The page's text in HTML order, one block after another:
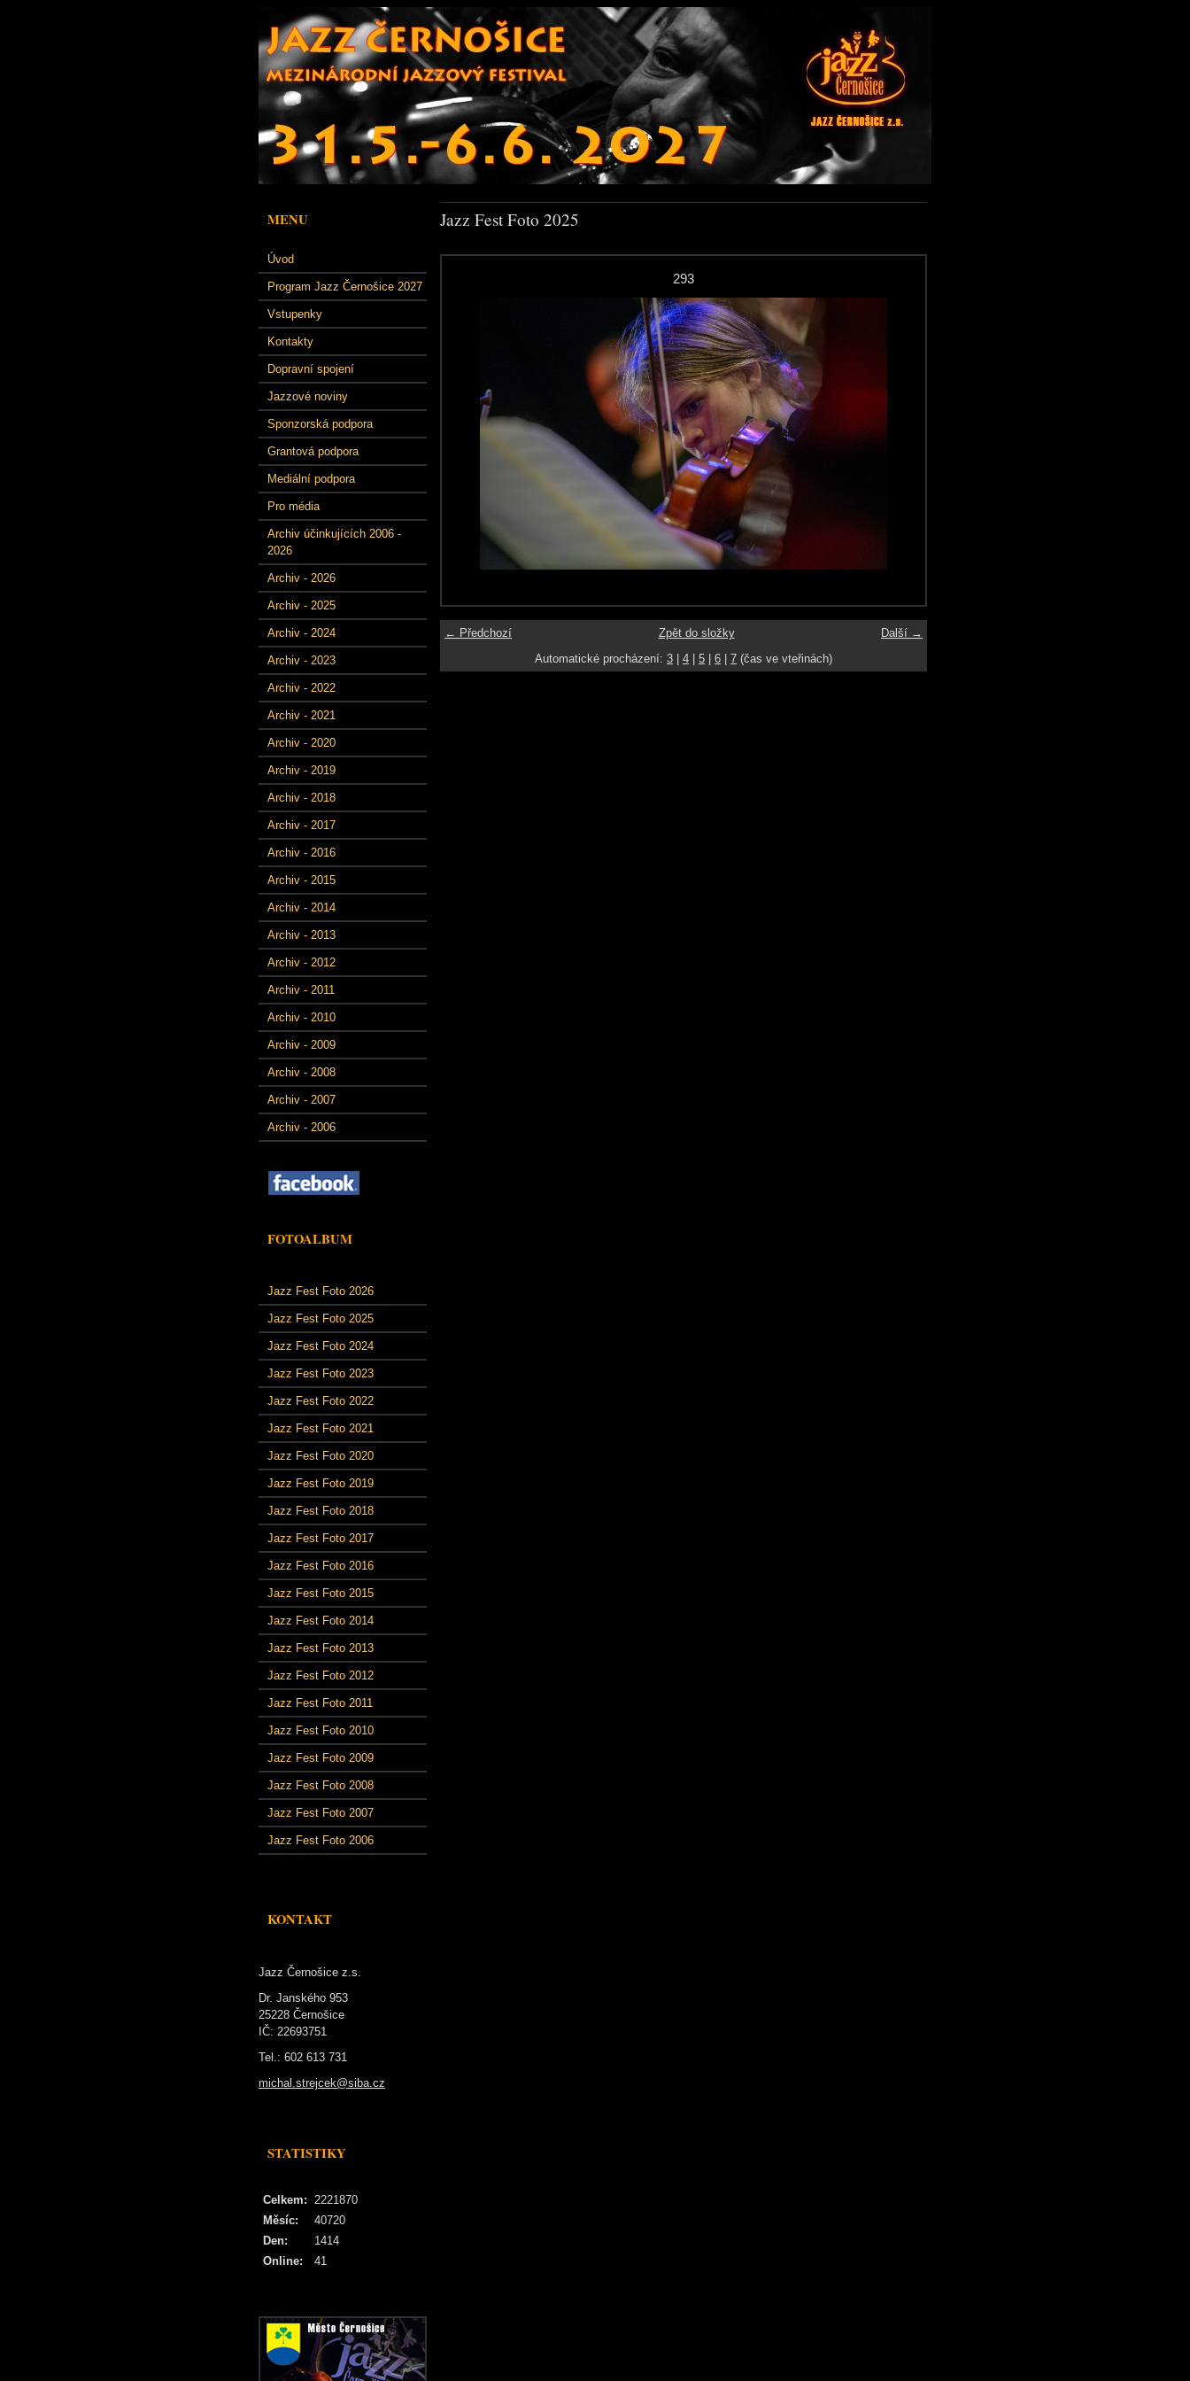
MENU
Úvod
Program Jazz Černošice 2027
Vstupenky
Kontakty
Dopravní spojení
Jazzové noviny
Sponzorská podpora
Grantová podpora
Mediální podpora
Pro média
Archiv účinkujících 2006 -
2026
Archiv - 2026
Archiv - 2025
Archiv - 2024
Archiv - 2023
Archiv - 2022
Archiv - 2021
Archiv - 2020
Archiv - 2019
Archiv - 2018
Archiv - 2017
Archiv - 2016
Archiv - 2015
Archiv - 2014
Archiv - 2013
Archiv - 2012
Archiv - 2011
Archiv - 2010
Archiv - 2009
Archiv - 2008
Archiv - 2007
Archiv - 2006
FOTOALBUM
Jazz Fest Foto 2026
Jazz Fest Foto 2025
Jazz Fest Foto 2024
Jazz Fest Foto 2023
Jazz Fest Foto 2022
Jazz Fest Foto 2021
Jazz Fest Foto 2020
Jazz Fest Foto 2019
Jazz Fest Foto 2018
Jazz Fest Foto 2017
Jazz Fest Foto 2016
Jazz Fest Foto 2015
Jazz Fest Foto 2014
Jazz Fest Foto 2013
Jazz Fest Foto 2012
Jazz Fest Foto 2011
Jazz Fest Foto 2010
Jazz Fest Foto 2009
Jazz Fest Foto 2008
Jazz Fest Foto 2007
Jazz Fest Foto 2006
KONTAKT
Jazz Černošice z.s.
Dr. Janského 953
25228 Černošice
IČ: 22693751
Tel.: 602 613 731
michal.strejcek@siba.cz
STATISTIKY
Online: 41
Celkem: 2221870
Měsíc:
40720
Den:
1414
Jazz Fest Foto 2025
293
← Předchozí Další →
Zpět do složky
Automatické procházení: 3 4 5 6 7 (čas ve vteřinách)